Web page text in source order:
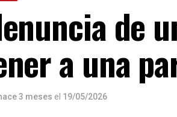
de
a una
3 meses el 19/05/2026